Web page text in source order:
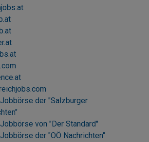
.at
.at
der "Salzburger
von "Der Standard"
der "OÖ Nachrichten"